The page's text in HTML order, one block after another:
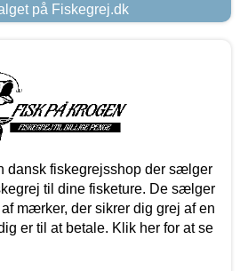
på Fiskegrej.dk
dansk fiskegrejsshop der sælger
til dine fisketure. De sælger
mærker, der sikrer dig grej af en
er til at betale. Klik her for at se